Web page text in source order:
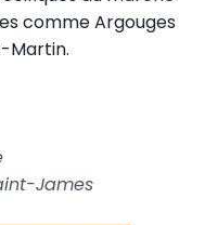
comme Argouges
Martin.
James